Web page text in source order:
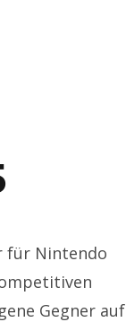
für Nintendo
Gegner auf